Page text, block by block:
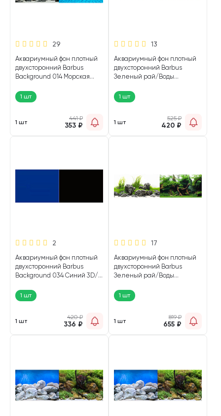
29
Аквариумный фон плотный
двухсторонний Barbus
Background 014 Морская
мистика 45 х 94 см (1 шт)
1 шт
1 шт
441₽
353 ₽
13
Аквариумный фон плотный
двухсторонний Barbus
Зеленый рай/Воды
Background 041 (1 шт)
1 шт
1 шт
525₽
420 ₽
2
Аквариумный фон плотный
двухсторонний Barbus
Background 034 Синий 3D/
1 шт
1 шт
420₽
336 ₽
17
Аквариумный фон плотный
двухсторонний Barbus
Зеленый рай/Воды
Background 042 (1 шт)
1 шт
1 шт
819₽
655 ₽